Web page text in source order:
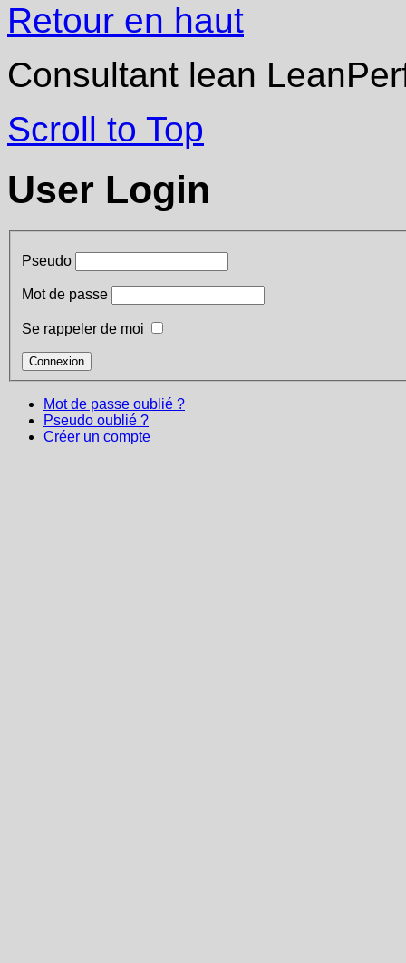
Retour en haut
Consultant lean
Scroll to Top
User Login
Pseudo
Mot de passe
Se rappeler de moi
Mot de passe oublié ?
Pseudo oublié ?
Créer un compte